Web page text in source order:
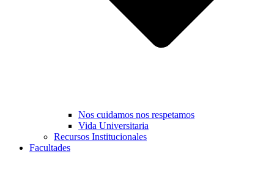
Nos cuidamos nos respetamos
Vida Universitaria
Recursos Institucionales
Facultades